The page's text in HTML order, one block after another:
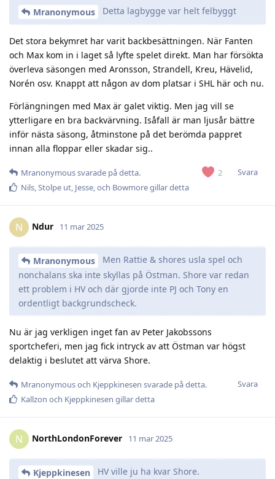
Mranonymous Detta lagbygge var helt felbyggt
Det stora bekymret har varit backbesättningen. När Fanten
och Max kom in i laget så lyfte spelet direkt. Man har försökta
överleva säsongen med Aronsson, Strandell, Kreu, Hävelid,
Norén osv. Knappt att någon av dom platsar i SHL här och nu.
Förlängningen med Max är galet viktig. Men jag vill se
ytterligare en bra backvärvning. Isåfall är man ljusår bättre
inför nästa säsong, åtminstone på det berömda pappret
innan alla floppar eller skadar sig..
2 Svara
Mranonymoussvarade på detta.
Nils,Stolpe ut, Jesse, och Bowmoregillar detta
N Ndur 11 mar 2025
Mranonymous
Men Rattie & shores usla spel och
nonchalans ska inte skyllas på Östman. Shore var redan
ett problem i HV och där gjorde inte PJ och Tony en
ordentligt backgrundscheck.
Nu är jag verkligen inget fan av Peter Jakobssons
sportcheferi, men jag fick intryck av att Östman var högst
delaktig i beslutet att värva Shore.
Svara
Mranonymousoch Kjeppkinesen svarade på detta.
Kallzon och Kjeppkinesen gillar detta
N NorthLondonForever 11 mar 2025
Kjeppkinesen HV ville ju ha kvar Shore.